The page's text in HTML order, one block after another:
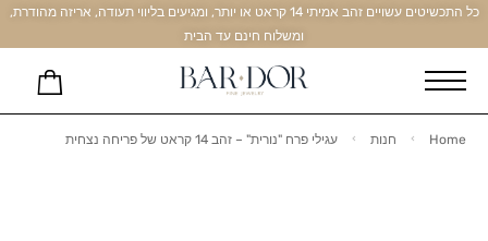
כל התכשיטים עשויים זהב אמיתי 14 קראט או יותר, ומגיעים בליווי תעודה, אריזה מהודרת,
ומשלוח חינם עד הבית
Home חנות עגילי פרח "נורית" – זהב 14 קראט של פריחה נצחית